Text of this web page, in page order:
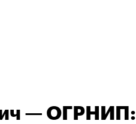
— ОГРНИП: